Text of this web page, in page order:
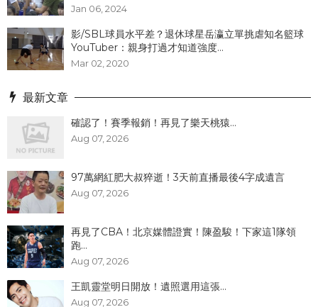
Jan 06, 2024
影/SBL球員水平差？退休球星岳瀛立單挑虐知名籃球
YouTuber：親身打過才知道強度...
Mar 02, 2020
最新文章
確認了！賽季報銷！再見了樂天桃猿...
Aug 07, 2026
97萬網紅肥大叔猝逝！3天前直播最後4字成遺言
Aug 07, 2026
再見了CBA！北京媒體證實！陳盈駿！下家這1隊領
跑...
Aug 07, 2026
王凱靈堂明日開放！遺照選用這張...
Aug 07, 2026